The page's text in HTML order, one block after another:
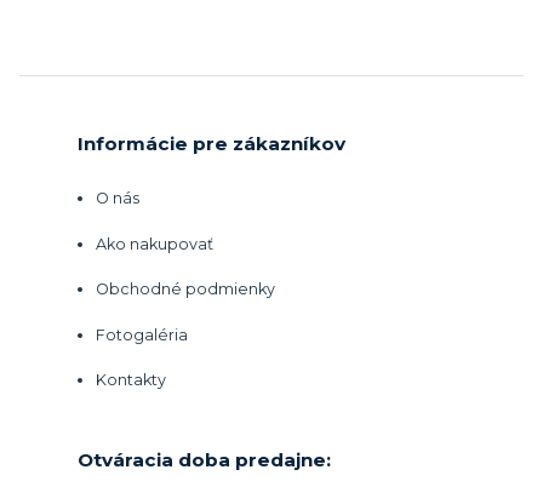
Informácie pre zákazníkov
O nás
Ako nakupovať
Obchodné podmienky
Fotogaléria
Kontakty
Otváracia doba predajne: